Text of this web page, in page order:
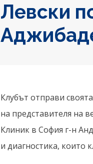
Левски
Клубът отправи
на представителя на
Клиник в София г-н
и диагностика, които